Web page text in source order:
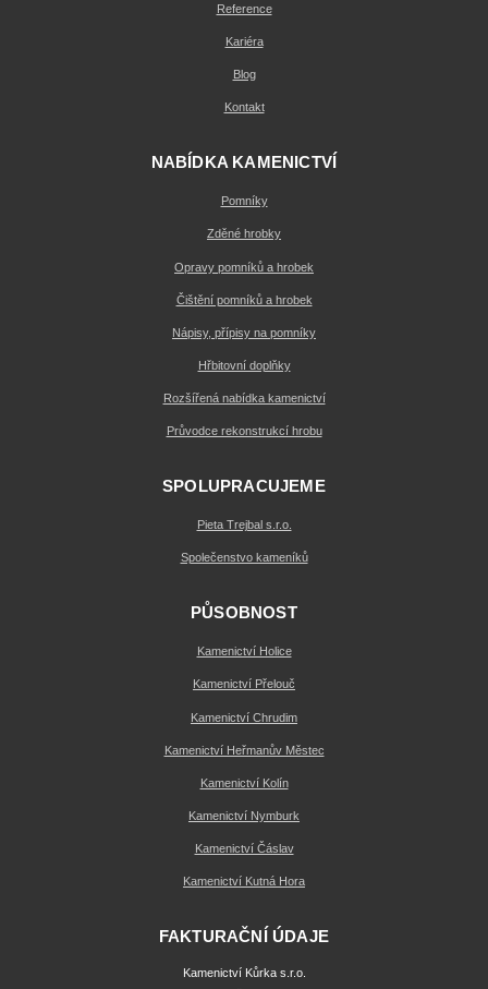
Reference
Kariéra
Blog
Kontakt
NABÍDKA KAMENICTVÍ
Pomníky
Zděné hrobky
Opravy pomníků a hrobek
Čištění pomníků a hrobek
Nápisy, přípisy na pomníky
Hřbitovní doplňky
Rozšířená nabídka kamenictví
Průvodce rekonstrukcí hrobu
SPOLUPRACUJEME
Pieta Trejbal s.r.o.
Společenstvo kameníků
PŮSOBNOST
Kamenictví Holice
Kamenictví Přelouč
Kamenictví Chrudim
Kamenictví Heřmanův Městec
Kamenictví Kolín
Kamenictví Nymburk
Kamenictví Čáslav
Kamenictví Kutná Hora
FAKTURAČNÍ ÚDAJE
Kamenictví Kůrka s.r.o.